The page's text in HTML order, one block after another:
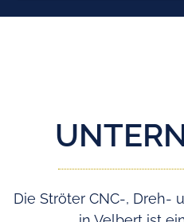
Die Ströter CNC-, Dreh-